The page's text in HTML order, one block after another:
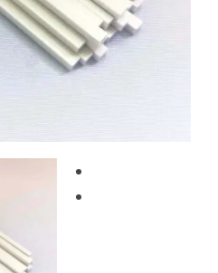
Nous contacter